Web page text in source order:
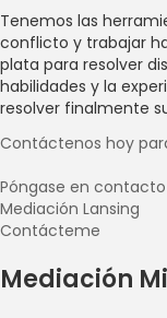
Tenemos las
conflicto y trabajar
plata para resolver
habilidades y la
resolver finalmente
Contáctenos hoy
Póngase en contacto
Mediación Lansing
Contácteme
Mediación